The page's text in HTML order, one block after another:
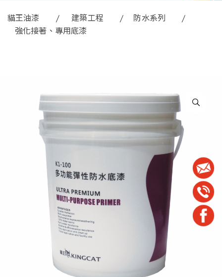
貓王油漆 建築工程
防水系列
強化接著、專用底漆